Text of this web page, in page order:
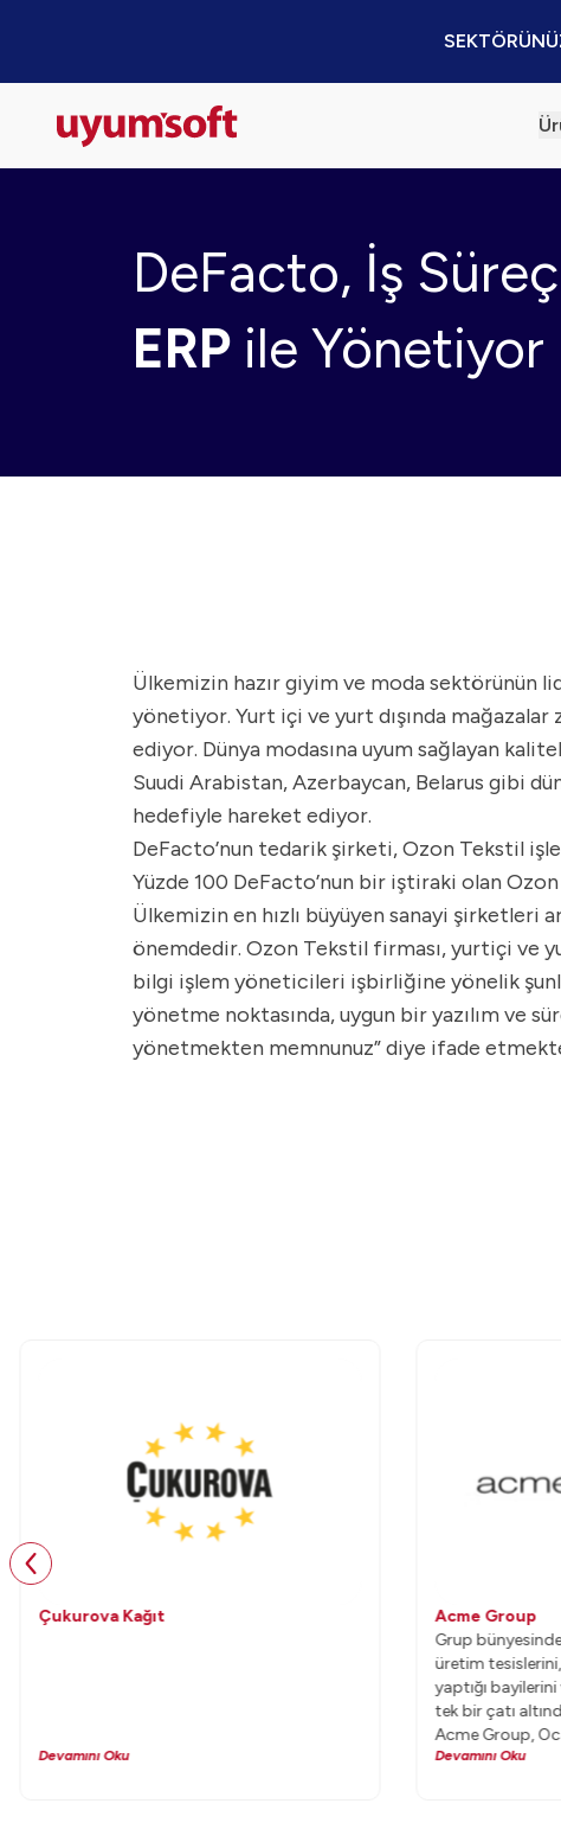
DeFacto, İş
ERP ile Yönetiyor
Ülkemizin hazır giyim ve moda sektörünün
yönetiyor. Yurt içi ve yurt dışında
ediyor. Dünya modasına uyum sağlayan
Suudi Arabistan, Azerbaycan, Belarus gibi
hedefiyle hareket ediyor.
DeFacto’nun tedarik şirketi, Ozon Tekstil
Yüzde 100 DeFacto’nun bir iştiraki olan
Ülkemizin en hızlı büyüyen sanayi şirketleri
önemdedir. Ozon Tekstil firması, yurtiçi ve
bilgi işlem yöneticileri işbirliğine yönelik
yönetme noktasında, uygun bir yazılım ve
yönetmekten memnunuz” diye ifade
Çukurova Kağıt
Devamını Oku
Acme Group
Grup
üretim
yaptığı bayilerini
tek bir çatı
Acme Group,
Uyumsoft web
Devamını Oku